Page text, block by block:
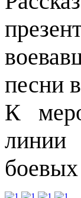
песни
К
линии